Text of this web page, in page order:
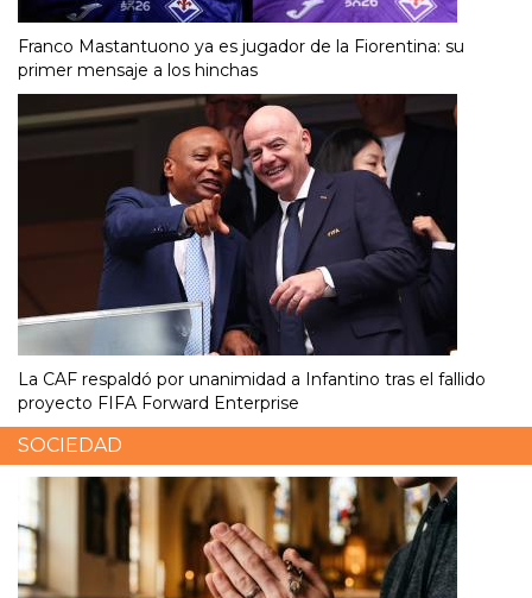
Franco Mastantuono ya es jugador de la Fiorentina: su
primer mensaje a los hinchas
La CAF respaldó por unanimidad a Infantino tras el fallido
proyecto FIFA Forward Enterprise
SOCIEDAD